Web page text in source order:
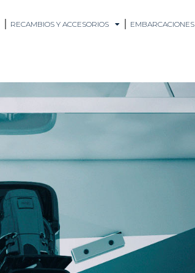
RECAMBIOS Y ACCESORIOS EMBARCACIONES